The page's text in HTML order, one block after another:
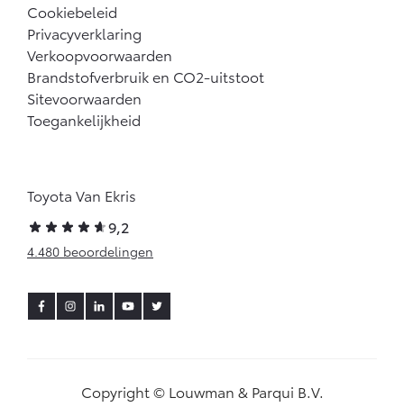
Cookiebeleid
Privacyverklaring
Verkoopvoorwaarden
Brandstofverbruik en CO2-uitstoot
Sitevoorwaarden
Toegankelijkheid
Toyota Van Ekris
9,2
4.480 beoordelingen
Copyright © Louwman & Parqui B.V.